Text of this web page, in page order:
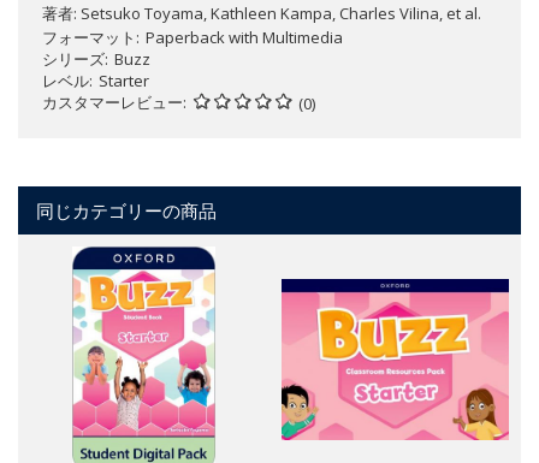
著者: Setsuko Toyama, Kathleen Kampa, Charles Vilina, et al.
フォーマット
Paperback with Multimedia
シリーズ Buzz
レベル Starter
カスタマーレビュー
(0)
同じカテゴリーの商品